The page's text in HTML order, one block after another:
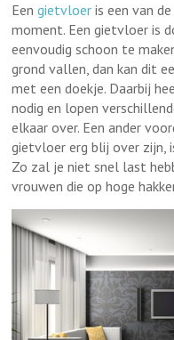
Eengietvloer is een van
moment. Een gietvloer is
eenvoudig schoon te
grond vallen, dan kan dit
met een doekje. Daarbij
nodig en lopen
elkaar over. Een ander
gietvloer erg blij over zijn,
Zo zal je niet snel last
vrouwen die op hoge